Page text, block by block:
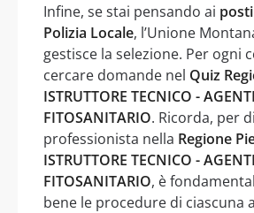
Infine, se stai pensando ai
Polizia Locale, l’Unione
gestisce la selezione. Per ogni
cercare domande nel Quiz
ISTRUTTORE TECNICO -
FITOSANITARIO. Ricorda, per
professionista nella Regione
ISTRUTTORE TECNICO -
FITOSANITARIO, è
bene le procedure di ciascuna